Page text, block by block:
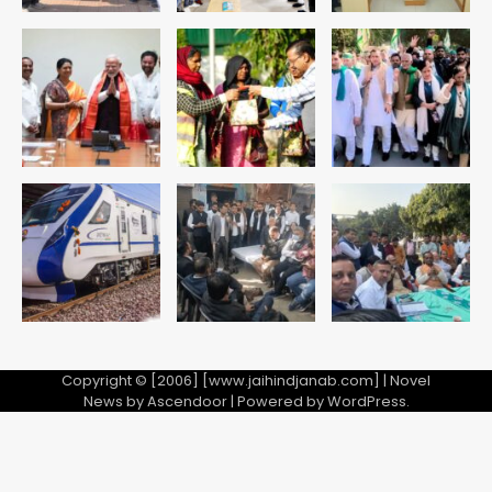
Copyright © [2006] [www.jaihindjanab.com] | Novel
News byAscendoor| Powered byWordPress.